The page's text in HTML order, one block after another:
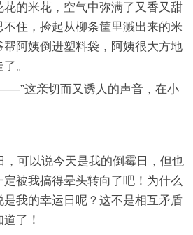
花的米花，空气中弥满了又香又甜
住，捡起从柳条筐里溅出来的米
阿姨倒进塑料袋，阿姨很大方地
。
这亲切而又诱人的声音，在小
可以说今天是我的倒霉日，但也
被我搞得晕头转向了吧！为什么
我的幸运日呢？这不是相互矛盾
了！